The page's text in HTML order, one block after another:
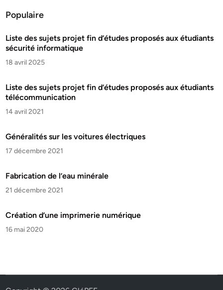
Populaire
Liste des sujets projet fin d’études proposés aux étudiants
sécurité informatique
18 avril 2025
Liste des sujets projet fin d’études proposés aux étudiants
télécommunication
14 avril 2021
Généralités sur les voitures électriques
17 décembre 2021
Fabrication de l’eau minérale
21 décembre 2021
Création d’une imprimerie numérique
16 mai 2020